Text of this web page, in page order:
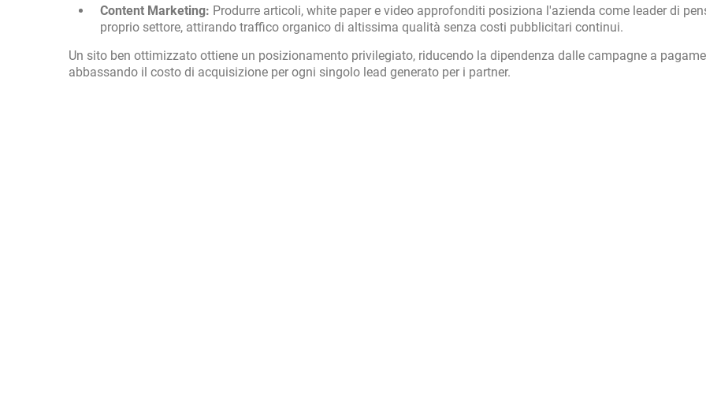
Content Marketing: Produrre articoli, white paper e video approfonditi posiziona l'azienda come leader di
proprio settore, attirando traffico organico di altissima qualità senza costi pubblicitari continui.
Un sito ben ottimizzato ottiene un posizionamento privilegiato, riducendo la dipendenza dalle campagne a
abbassando il costo di acquisizione per ogni singolo lead generato per i partner.